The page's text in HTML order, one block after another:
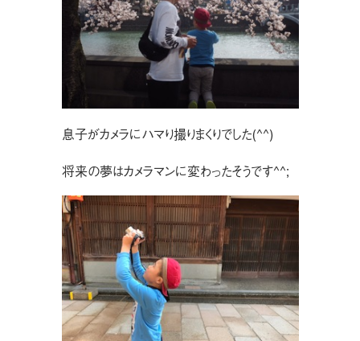
息子がカメラにハマり撮りまくりでした(^^)
将来の夢はカメラマンに変わったそうです^^;